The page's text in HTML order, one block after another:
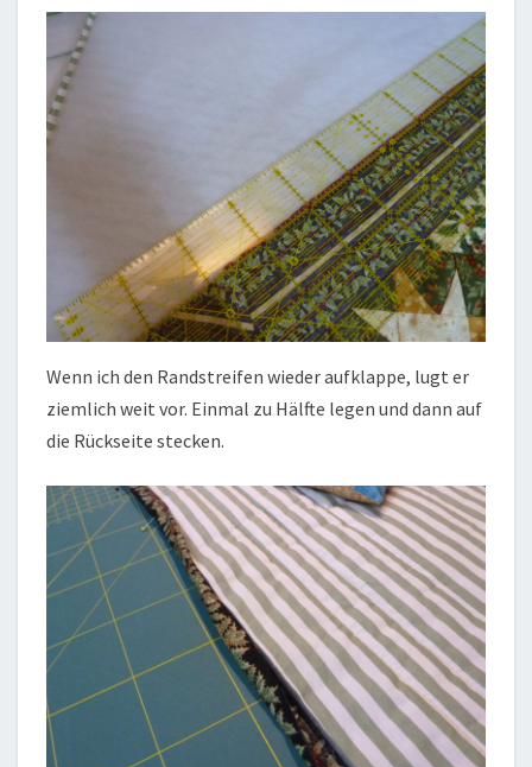
Wenn ich den Randstreifen wieder aufklappe, lugt er
ziemlich weit vor. Einmal zu Hälfte legen und dann auf
die Rückseite stecken.